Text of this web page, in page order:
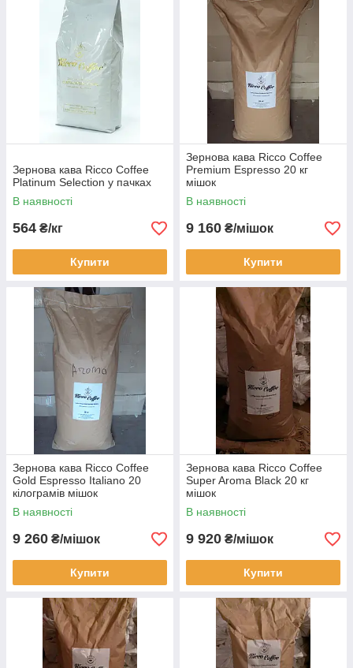
Зернова кава Ricco Coffee
Platinum Selection у пачках
В наявності
564 ₴/кг
Купити
Зернова кава Ricco Coffee
Premium Espresso 20 кг
мішок
В наявності
9 160 ₴/мішок
Купити
Зернова кава Ricco Coffee
Gold Espresso Italiano 20
кілограмів мішок
В наявності
9 260 ₴/мішок
Купити
Зернова кава Ricco Coffee
Super Aroma Black 20 кг
мішок
В наявності
9 920 ₴/мішок
Купити